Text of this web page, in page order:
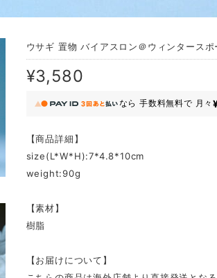
ウサギ 置物 バイアスロン＠ウィンタースポ
¥3,580
なら 手数料無料で 月々
【商品詳細】
size(L*W*H):7*4.8*10cm
weight:90g
【素材】
樹脂
【お届けについて】